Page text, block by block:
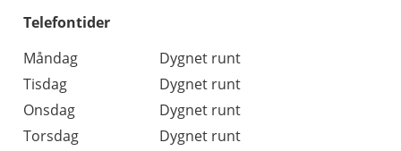
Telefontider
Måndag
Dygnet runt
Tisdag
Dygnet runt
Onsdag
Dygnet runt
Torsdag
Dygnet runt